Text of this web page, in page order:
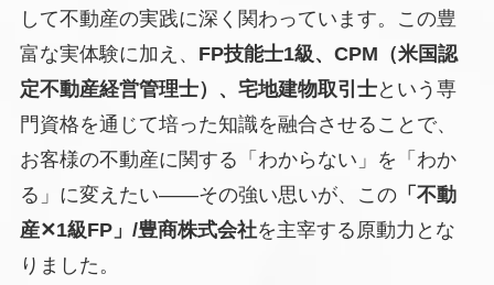
して不動産の実践に深く関わっています。この豊
富な実体験に加え、 FP技能士1級、CPM（米国認
定不動産経営管理士）、宅地建物取引士という専
門資格を通じて培った知識を融合させることで、
お客様の不動産に関する「わからない」を「わか
る」に変えたい――その強い思いが、この「不動
産✕1級FP」/豊商株式会社を主宰する原動力とな
りました。